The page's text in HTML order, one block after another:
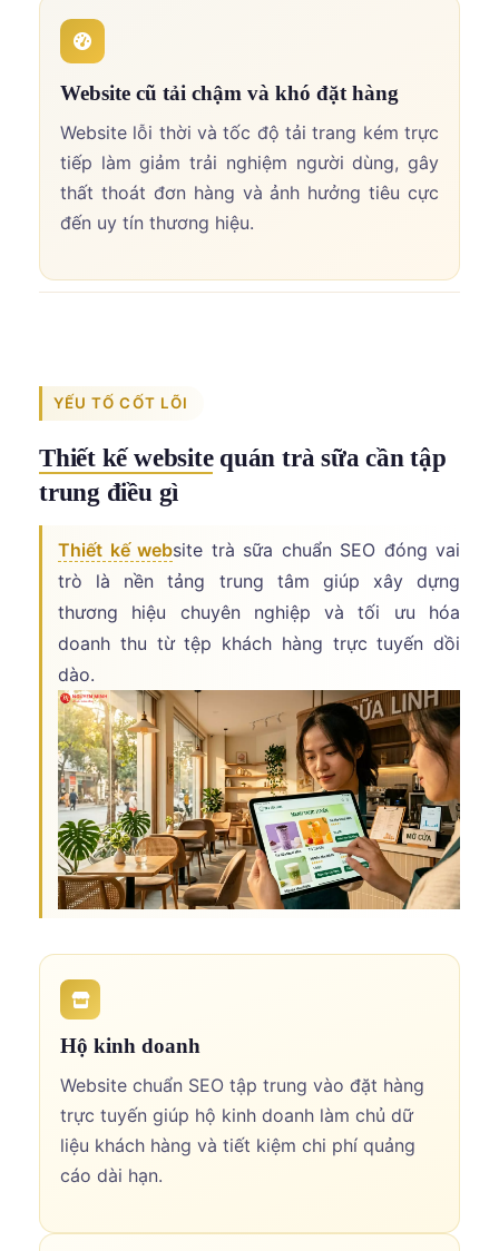
Website cũ tải chậm và khó đặt hàng
Website lỗi thời và tốc độ tải trang kém trực
tiếp làm giảm trải nghiệm người dùng, gây
thất thoát đơn hàng và ảnh hưởng tiêu cực
đến uy tín thương hiệu.
YẾU TỐ CỐT LÕI
Thiết kế websitequán trà sữa cần tập
trung điều gì
Thiết kế website trà sữa chuẩn SEO đóng vai
trò là nền tảng trung tâm giúp xây dựng
thương hiệu chuyên nghiệp và tối ưu hóa
doanh thu từ tệp khách hàng trực tuyến dồi
dào.
Hộ kinh doanh
Website chuẩn SEO tập trung vào đặt hàng
trực tuyến giúp hộ kinh doanh làm chủ dữ
liệu khách hàng và tiết kiệm chi phí quảng
cáo dài hạn.